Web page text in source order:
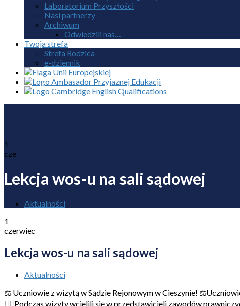
Laboratorium Przyszłości
Nasi partnerzy
Archiwum
Odwiedzili nas…
Twoja strefa
Strefa Rodzica
e-dziennik
1
cze
Lekcja wos-u na sali sądowej
Aktualności
1
czerwiec
Lekcja wos-u na sali sądowej
Aktualności
⚖️ Uczniowie z wizytą w Sądzie Rejonowym w Cieszynie!
👨‍⚖️Podczas wizyty wcielili się w przedstawicieli zawodów